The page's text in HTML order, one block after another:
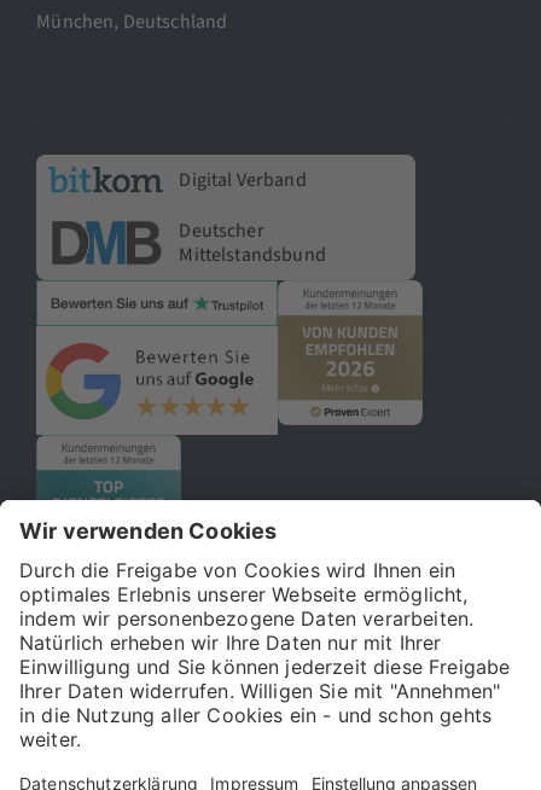
München, Deutschland
Digital Verband
Deutscher
Mittelstandsbund
© 2026 121WATT GmbH
Über uns
Allgemeine Geschäftsbedingungen